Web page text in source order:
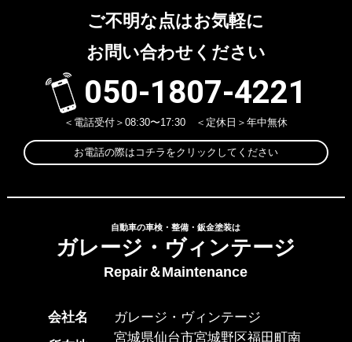
ご不明な点はお気軽に
お問い合わせください
050-1807-4221
＜電話受付＞08:30〜17:30 ＜定休日＞年中無休
お電話の際はコチラをクリックしてください
自動車の車検・整備・鈑金塗装は
ガレージ・ヴィンテージ
Repair＆Maintenance
会社名
ガレージ・ヴィンテージ
宮城県仙台市宮城野区福田町南